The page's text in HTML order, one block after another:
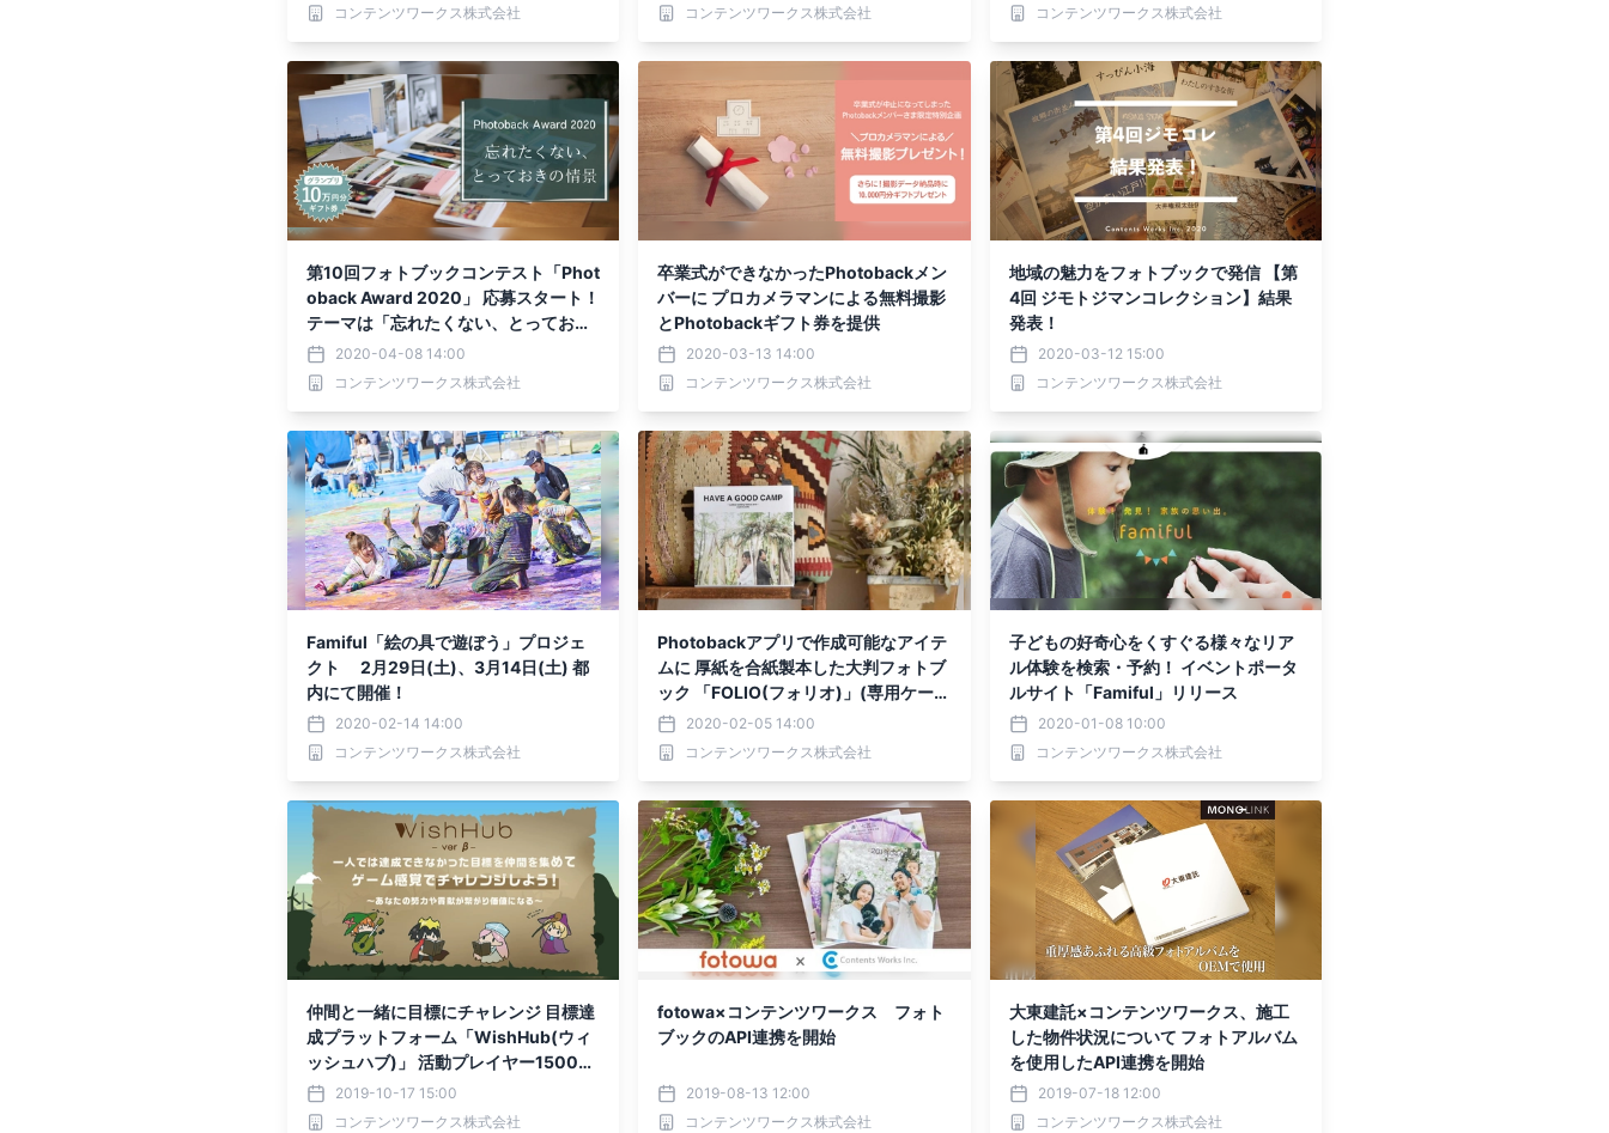
コンテンツワークス株式会社
コンテンツワークス株式会社
コンテンツワークス株式会社
第10回フォトブックコンテスト「Phot
oback Award 2020」 応募スタート！
テーマは「忘れたくない、とっておき
の情景」2020-04-08 14:00
コンテンツワークス株式会社
卒業式ができなかったPhotobackメン
バーに プロカメラマンによる無料撮影
とPhotobackギフト券を提供
2020-03-13 14:00
コンテンツワークス株式会社
地域の魅力をフォトブックで発信 【第
4回 ジモトジマンコレクション】結果
発表！
2020-03-12 15:00
コンテンツワークス株式会社
Famiful「絵の具で遊ぼう」プロジェ
クト 2月29日(土)、3月14日(土) 都
内にて開催！
2020-02-14 14:00
コンテンツワークス株式会社
Photobackアプリで作成可能なアイテ
ムに 厚紙を合紙製本した大判フォトブ
ック 「FOLIO(フォリオ)」(専用ケース
付)が登場！ ～新アイテム追加記念の
割引キャンペーンや インスタ投稿キャ
ンペーンも開催～
2020-02-05 14:00
コンテンツワークス株式会社
子どもの好奇心をくすぐる様々なリア
ル体験を検索・予約！ イベントポータ
ルサイト「Famiful」リリース
2020-01-08 10:00
コンテンツワークス株式会社
仲間と一緒に目標にチャレンジ 目標達
成プラットフォーム「WishHub(ウィ
ッシュハブ)」 活動プレイヤー1500人
を突破！2019-10-17 15:00
コンテンツワークス株式会社
fotowa×コンテンツワークス フォト
ブックのAPI連携を開始
2019-08-13 12:00
コンテンツワークス株式会社
大東建託×コンテンツワークス、施工
した物件状況について フォトアルバム
を使用したAPI連携を開始
2019-07-18 12:00
コンテンツワークス株式会社